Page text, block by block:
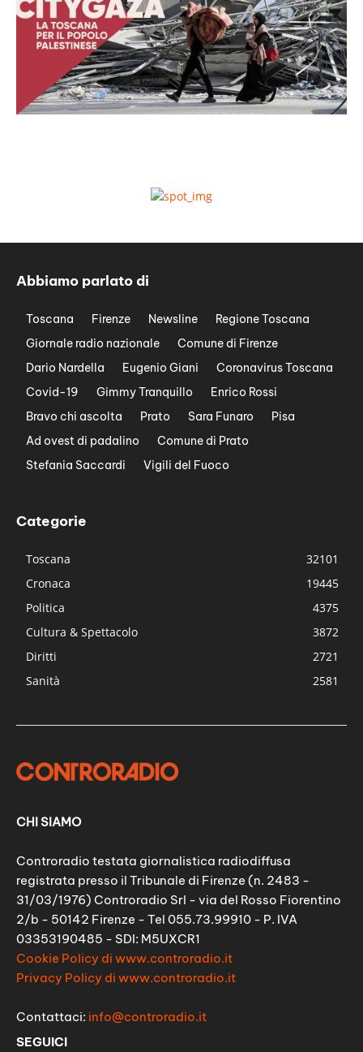
Abbiamo parlato di
Toscana Firenze Newsline
Regione Toscana
Giornale radio nazionale
Comune di Firenze
Dario Nardella
Eugenio Giani
Coronavirus Toscana
Covid-19
Gimmy Tranquillo
Enrico Rossi
Bravo chi ascolta
Prato Sara Funaro
Pisa
Ad ovest di padalino
Comune di Prato
Stefania Saccardi
Vigili del Fuoco
Categorie
Toscana
32101
Cronaca
19445
Politica
4375
Cultura & Spettacolo
3872
Diritti
2721
Sanità
2581
CHI SIAMO
Controradio testata giornalistica radiodiffusa
registrata presso il Tribunale di Firenze (n. 2483 -
31/03/1976) Controradio Srl - via del Rosso Fiorentino
2/b - 50142 Firenze - Tel 055.73.99910 - P. IVA
03353190485 - SDI: M5UXCR1
Cookie Policy di www.controradio.it
Privacy Policy di www.controradio.it
Contattaci: info@controradio.it
SEGUICI